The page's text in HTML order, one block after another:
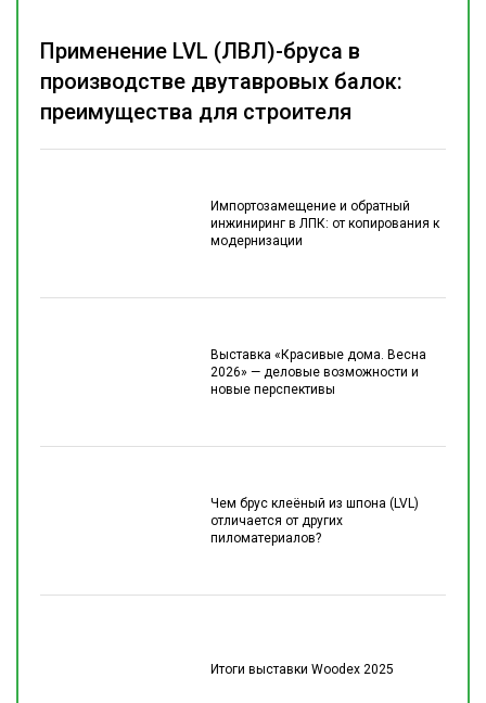
Импортозамещение и обратный
инжиниринг в ЛПК: от копирования к
модернизации
Выставка «Красивые дома. Весна
2026» — деловые возможности и
новые перспективы
Чем брус клеёный из шпона (LVL)
отличается от других
пиломатериалов?
Итоги выставки Woodex 2025
Применение LVL (ЛВЛ)-бруса в
производстве двутавровых балок:
преимущества для строителя